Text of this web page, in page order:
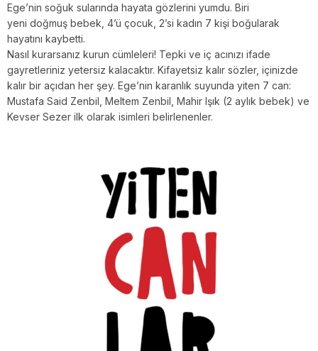
Ege’nin soğuk sularında hayata gözlerini yumdu. Biri
yeni doğmuş bebek, 4’ü çocuk, 2’si kadın 7 kişi boğularak
hayatını kaybetti.
Nasıl kurarsanız kurun cümleleri! Tepki ve iç acınızı ifade
gayretleriniz yetersiz kalacaktır. Kifayetsiz kalır sözler, içinizde
kalır bir açıdan her şey. Ege’nin karanlık suyunda yiten 7 can:
Mustafa Said Zenbil, Meltem Zenbil, Mahir Işık (2 aylık bebek) ve
Kevser Sezer ilk olarak isimleri belirlenenler.